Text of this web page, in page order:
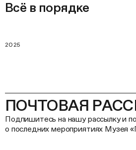
Всё в порядке
2025
ПОЧТОВАЯ
Подпишитесь на нашу рассылку и
о последних мероприятиях Музея